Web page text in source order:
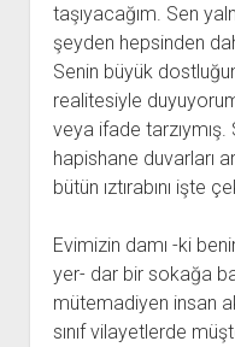
taşıyacağım. Sen
şeyden hepsinden
Senin büyük
realitesiyle
veya ifade tarzıymış.
hapishane duvarları
bütün ıztırabını işte
Evimizin damı -ki
yer- dar bir sokağa
mütemadiyen insan
sınıf vilayetlerde